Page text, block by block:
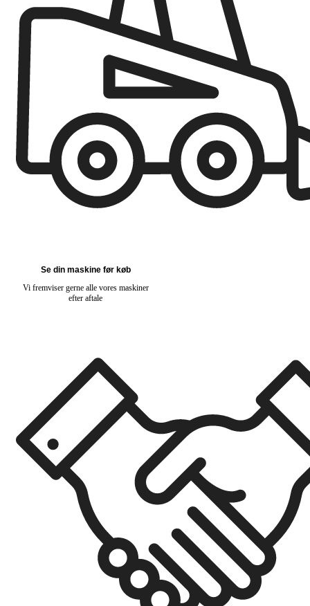
Se din maskine før køb
Vi fremviser gerne alle vores maskiner
efter aftale